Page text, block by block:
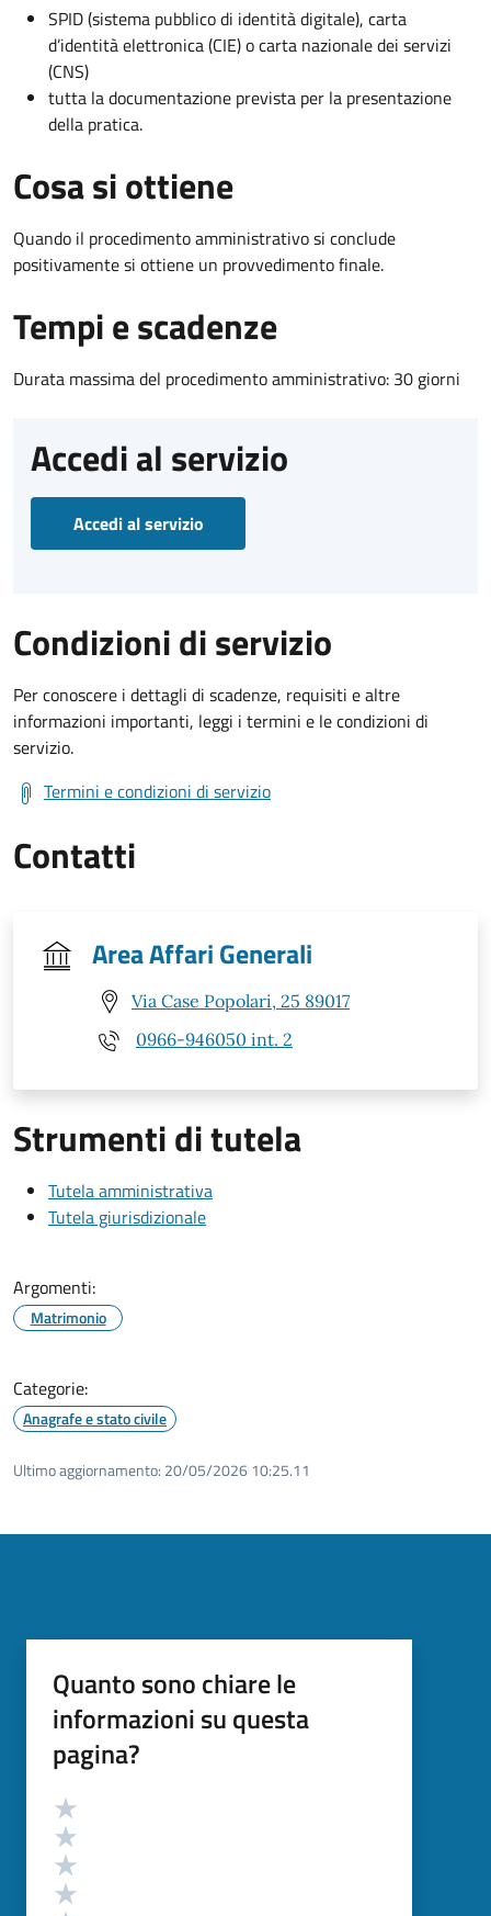
SPID (sistema pubblico di identità digitale), carta
d’identità elettronica (CIE) o carta nazionale dei servizi
(CNS)
tutta la documentazione prevista per la presentazione
della pratica.
Cosa si ottiene
Quando il procedimento amministrativo si conclude
positivamente si ottiene un provvedimento finale.
Tempi e scadenze
Durata massima del procedimento amministrativo: 30 giorni
Accedi al servizio
Accedi al servizio
Condizioni di servizio
Per conoscere i dettagli di scadenze, requisiti e altre
informazioni importanti, leggi i termini e le condizioni di
servizio.
Termini e condizioni di servizio
Contatti
Area Affari Generali
Via Case Popolari, 25 89017
0966-946050 int. 2
Strumenti di tutela
Tutela amministrativa
Tutela giurisdizionale
Argomenti:
Matrimonio
Categorie:
Anagrafe e stato civile
Ultimo aggiornamento: 20/05/2026 10:25.11
Quanto sono chiare le
informazioni su questa
pagina?
Valutazione